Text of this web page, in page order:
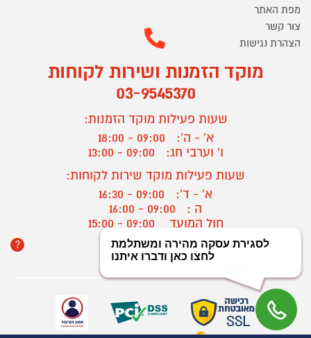
מפת האתר
צור קשר
הצהרת נגישות
מוקד הזמנות ושירות לקוחות
03-9545370
שעות פעילות מוקד הזמנות:
א' - ה':
09:00 - 18:00
ו' וערבי חג:
09:00 - 13:00
שעות פעילות מוקד שירות לקוחות:
א' - ד':
09:00 - 16:30
ה :
09:00 - 16:00
חול המועד
? יצירת קשר/ביטול הזמנה